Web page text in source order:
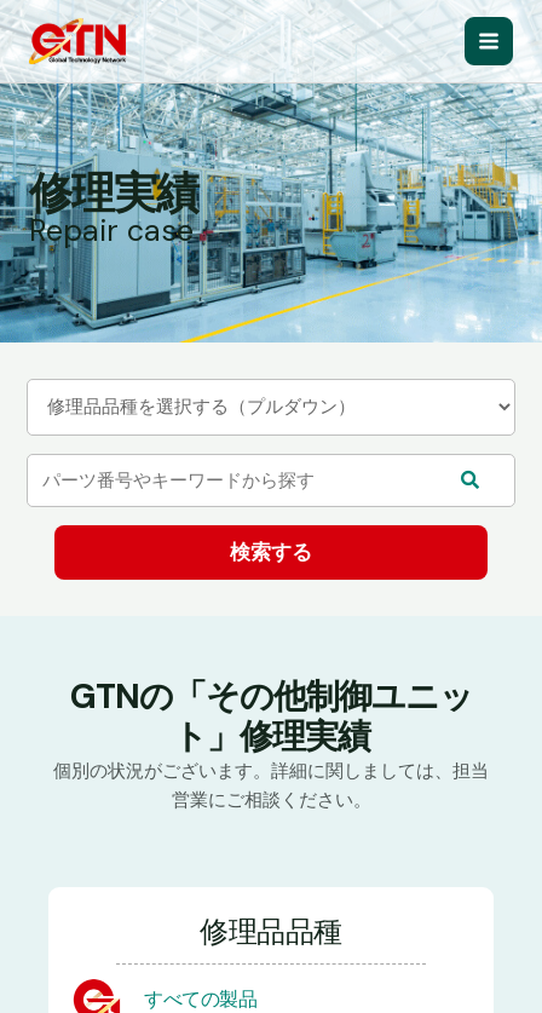
内
容
を
ス
キ
ッ
プ
Main
修理実績
Repair case
GTNの「その他制御ユニッ
ト」修理実績
個別の状況がございます。詳細に関しましては、担当
営業にご相談ください。
修理品品種
すべての製品